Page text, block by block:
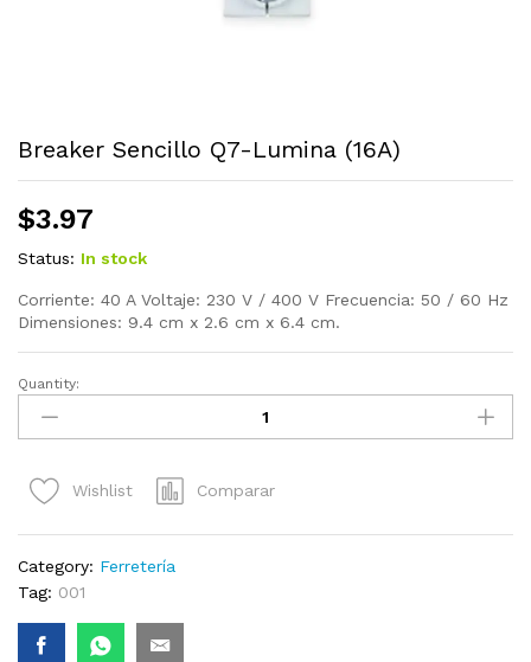
Breaker Sencillo Q7-Lumina (16A)
$3.97
Status: In stock
Corriente: 40 A Voltaje: 230 V / 400 V Frecuencia: 50 / 60 Hz
Dimensiones: 9.4 cm x 2.6 cm x 6.4 cm.
Breaker
Sencillo
Q7-
(16A)
Quantity:
Wishlist Comparar
Category: Ferretería
Tag: 001